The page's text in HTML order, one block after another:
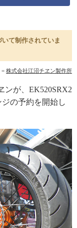
て制作されていま
= 株式会社江沼チヱン製作所
ンが、EK520SRX2
の予約を開始し